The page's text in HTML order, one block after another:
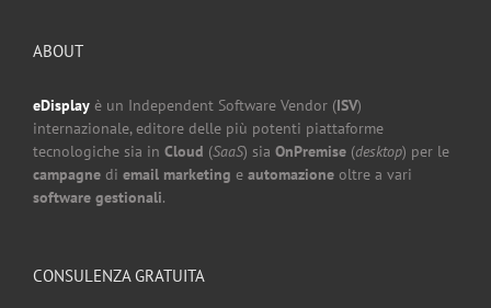
ABOUT
eDisplay è un Independent Software Vendor (ISV)
internazionale, editore delle più potenti piattaforme
tecnologiche sia in Cloud (SaaS) sia OnPremise (desktop) per le
campagne di email marketing e automazione oltre a vari
software gestionali.
CONSULENZA GRATUITA